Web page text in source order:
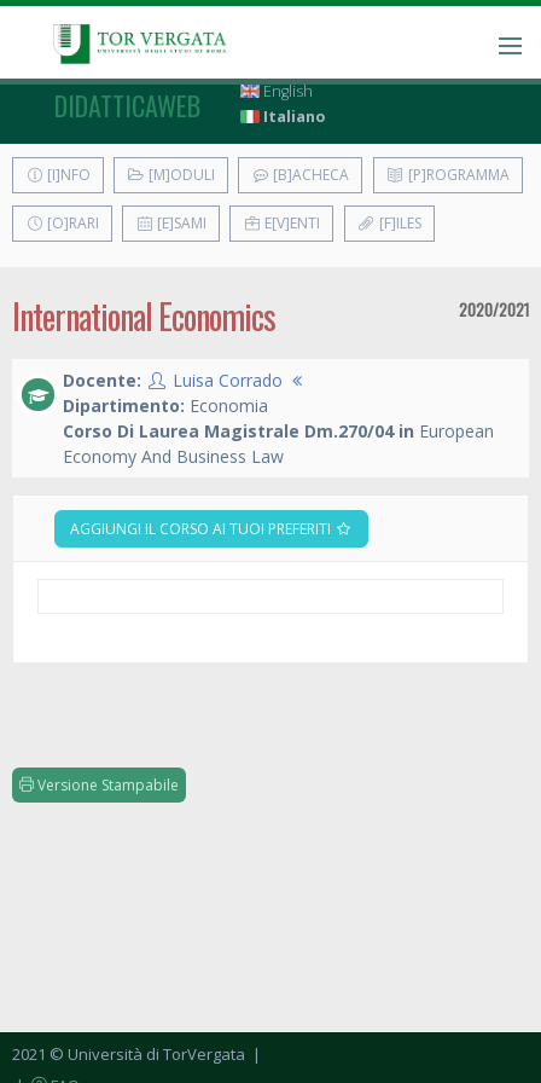
DIDATTICAWEB
English
Italiano
[I]NFO [M]ODULI [B]ACHECA [P]ROGRAMMA
[O]RARI [E]SAMI E[V]ENTI [F]ILES
International Economics 2020/2021
Docente:
Luisa Corrado
Dipartimento: Economia
Corso Di Laurea Magistrale Dm.270/04 in European
Economy And Business Law
AGGIUNGI IL CORSO AI TUOI PREFERITI
Versione Stampabile
2021 © Università di TorVergata |